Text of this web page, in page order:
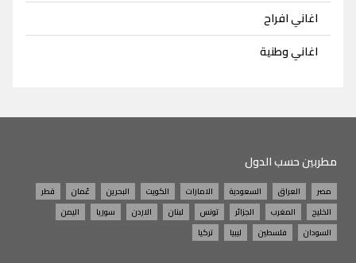
اغاني افراح
اغاني وطنية
مطربين حسب الدول
مصر العراق السعودية الامارات الكويت البحرين عُمان
قطر
الخليج
المغرب الجزائر تونس لبنان الاردن سوريا
اليمن
السودان
فلسطين ليبيا تركيا